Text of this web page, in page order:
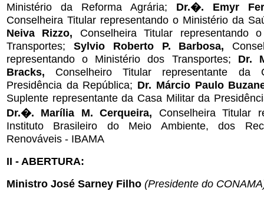
Ministério da Reforma Agrária; Dr.�. Emyr
Conselheira Titular representando o Ministério da
Neiva Rizzo, Conselheira Titular representando
Transportes; Sylvio Roberto P. Barbosa,
representando o Ministério dos Transportes; Dr.
Bracks, Conselheiro Titular representante da
Presidência da República; Dr. Márcio Paulo
Suplente representante da Casa Militar da
Dr.�. Marília M. Cerqueira, Conselheira Titular
Instituto Brasileiro do Meio Ambiente, dos
Renováveis - IBAMA
II - ABERTURA:
Ministro José Sarney Filho (Presidente do